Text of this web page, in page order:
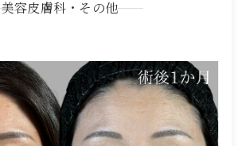
美容皮膚科・その他